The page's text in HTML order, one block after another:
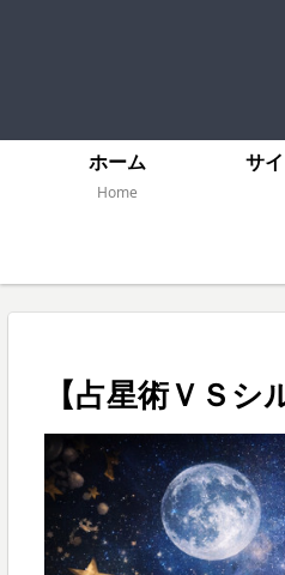
ホーム
Home
サ
【占星術ＶＳ